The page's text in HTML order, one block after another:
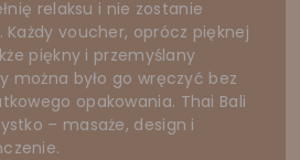
relaksu i nie zostanie
Każdy voucher, oprócz pięknej
piękny i przemyślany
można było go wręczyć bez
opakowania. Thai Bali
– masaże, design i